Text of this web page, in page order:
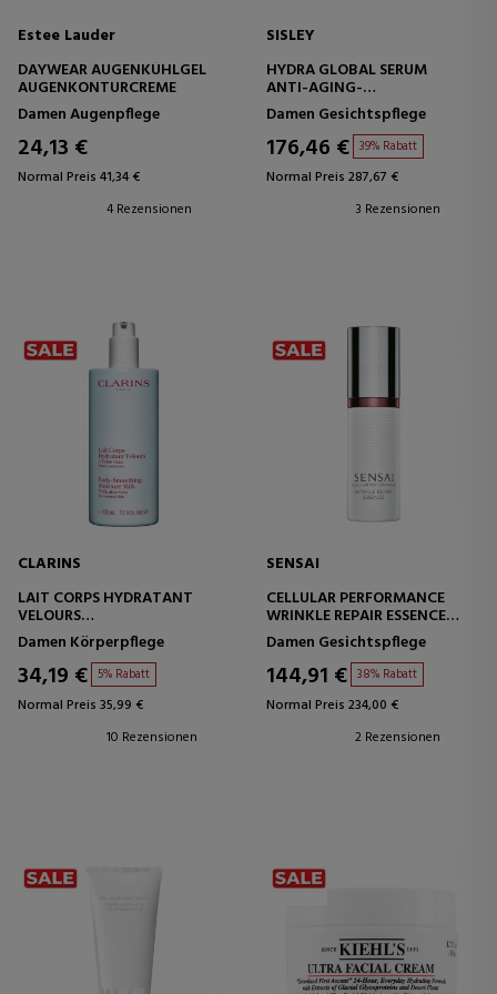
Estee Lauder
DAYWEAR AUGENKÜHLGEL
AUGENKONTURCREME
Damen Augenpflege
24,13 €
Normal Preis 41,34 €
4 Rezensionen
SISLEY
HYDRA GLOBAL SERUM
ANTI-AGING-
GESICHTSSERUM –
FEUCHTIGKEITSSPENDEND
Damen Gesichtspflege
176,46 € 39% Rabatt
Normal Preis 287,67 €
3 Rezensionen
CLARINS
LAIT CORPS HYDRATANT
VELOURS
FEUCHTIGKEITSSPENDENDE
KÖRPERMILCH
Damen Körperpflege
34,19 € 5% Rabatt
Normal Preis 35,99 €
10 Rezensionen
SENSAI
CELLULAR PERFORMANCE
WRINKLE REPAIR ESSENCE
HOCHWIRKSAME ANTI-
FALTEN-BEHANDLUNG
Damen Gesichtspflege
144,91 € 38% Rabatt
Normal Preis 234,00 €
2 Rezensionen